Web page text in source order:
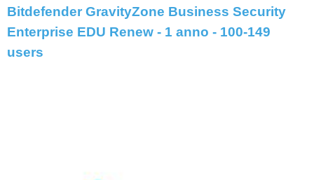
Corsi
Bitdefender GravityZone Business Security
Enterprise EDU Renew - 1 anno - 100-149
users